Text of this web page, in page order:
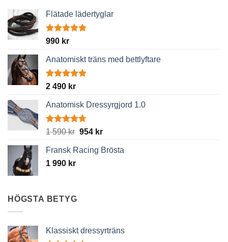
Flätade lädertyglar
Betygsatt
990 kr
Anatomiskt träns med bettlyftare
Betygsatt
2 490 kr
Anatomisk Dressyrgjord 1.0
Betygsatt
1 590kr Det
priset
954 krDet
priset
Fransk Racing Brösta
1 990 kr
HÖGSTA BETYG
Klassiskt dressyrträns